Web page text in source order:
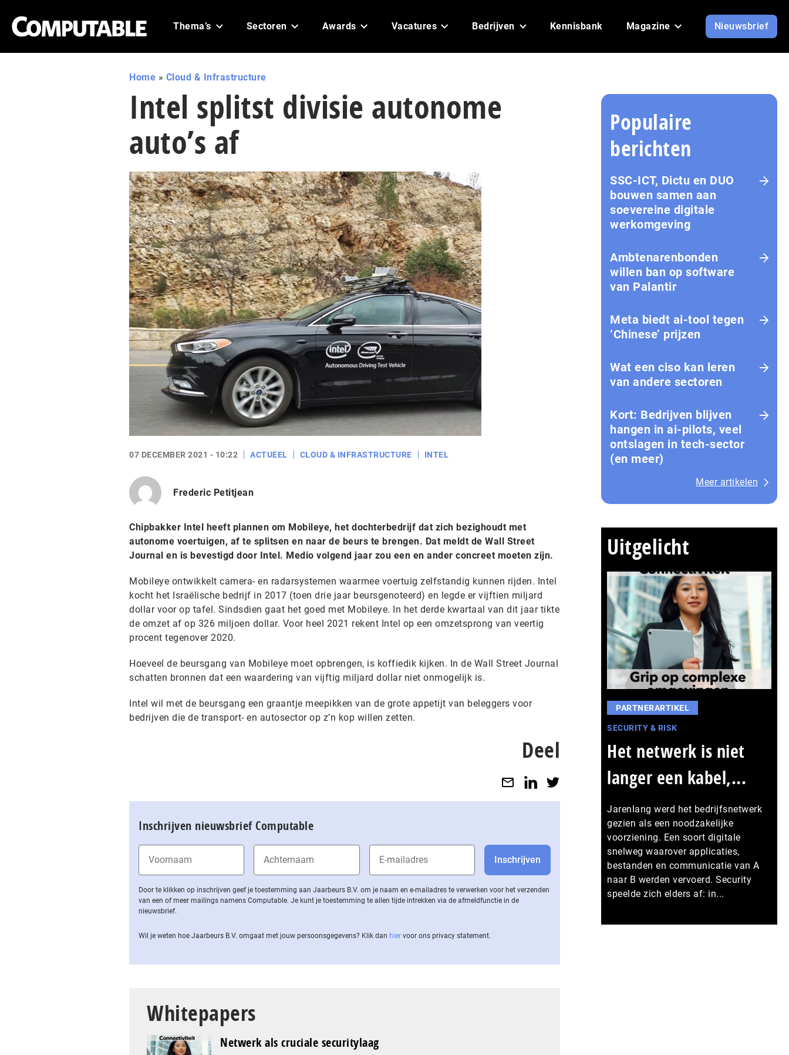
Thema’s Sectoren Awards Vacatures Bedrijven Kennisbank Magazine Nieuwsbrief
Home » Cloud & Infrastructure
Intel splitst divisie autonome
auto’s af
07 DECEMBER 2021 - 10:22 ACTUEEL CLOUD & INFRASTRUCTURE INTEL
Frederic Petitjean
Chipbakker Intel heeft plannen om Mobileye, het dochterbedrijf dat zich bezighoudt met
autonome voertuigen, af te splitsen en naar de beurs te brengen. Dat meldt de Wall Street
Journal en is bevestigd door Intel. Medio volgend jaar zou een en ander concreet moeten zijn.
Mobileye ontwikkelt camera- en radarsystemen waarmee voertuig zelfstandig kunnen rijden. Intel
kocht het Israëlische bedrijf in 2017 (toen drie jaar beursgenoteerd) en legde er vijftien miljard
dollar voor op tafel. Sindsdien gaat het goed met Mobileye. In het derde kwartaal van dit jaar tikte
de omzet af op 326 miljoen dollar. Voor heel 2021 rekent Intel op een omzetsprong van veertig
procent tegenover 2020.
Hoeveel de beursgang van Mobileye moet opbrengen, is koffiedik kijken. In de Wall Street Journal
schatten bronnen dat een waardering van vijftig miljard dollar niet onmogelijk is.
Intel wil met de beursgang een graantje meepikken van de grote appetijt van beleggers voor
bedrijven die de transport- en autosector op z’n kop willen zetten.
Deel
Inschrijven nieuwsbrief Computable
Door te klikken op inschrijven geef je toestemming aan Jaarbeurs B.V. om je naam en e-mailadres te verwerken voor het verzenden
van een of meer mailings namens Computable. Je kunt je toestemming te allen tijde intrekken via de af­meld­func­tie in de
nieuwsbrief.
Wil je weten hoe Jaarbeurs B.V. omgaat met jouw per­soons­ge­ge­vens? Klik dan hier voor ons privacy statement.
Whitepapers
Netwerk als cruciale securitylaag
Populaire
berichten
SSC-ICT, Dictu en DUO
bouwen samen aan
soevereine digitale
werkomgeving
Ambtenarenbonden
willen ban op software
van Palantir
Meta biedt ai-tool tegen
‘Chinese’ prijzen
Wat een ciso kan leren
van andere sectoren
Kort: Bedrijven blijven
hangen in ai-pilots, veel
ontslagen in tech-sector
(en meer)
Meer artikelen
Uitgelicht
PARTNERARTIKEL
SECURITY & RISK
Het netwerk is niet
langer een kabel,...
Jarenlang werd het bedrijfsnetwerk
gezien als een noodzakelijke
voorziening. Een soort digitale
snelweg waarover applicaties,
bestanden en communicatie van A
naar B werden vervoerd. Security
speelde zich elders af: in...